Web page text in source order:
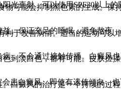
光直射，可以使用SPF30以上
可能会抑制黑色素的生成。
。保证充足的睡眠，避免熬
于改善病情。适当的运动可
，不会通过接触传播。白癜风
到淡白色，都有可能。皮肤搓
患白癜风。即使有遗传倾向
白癜风的治疗是一个持续的过